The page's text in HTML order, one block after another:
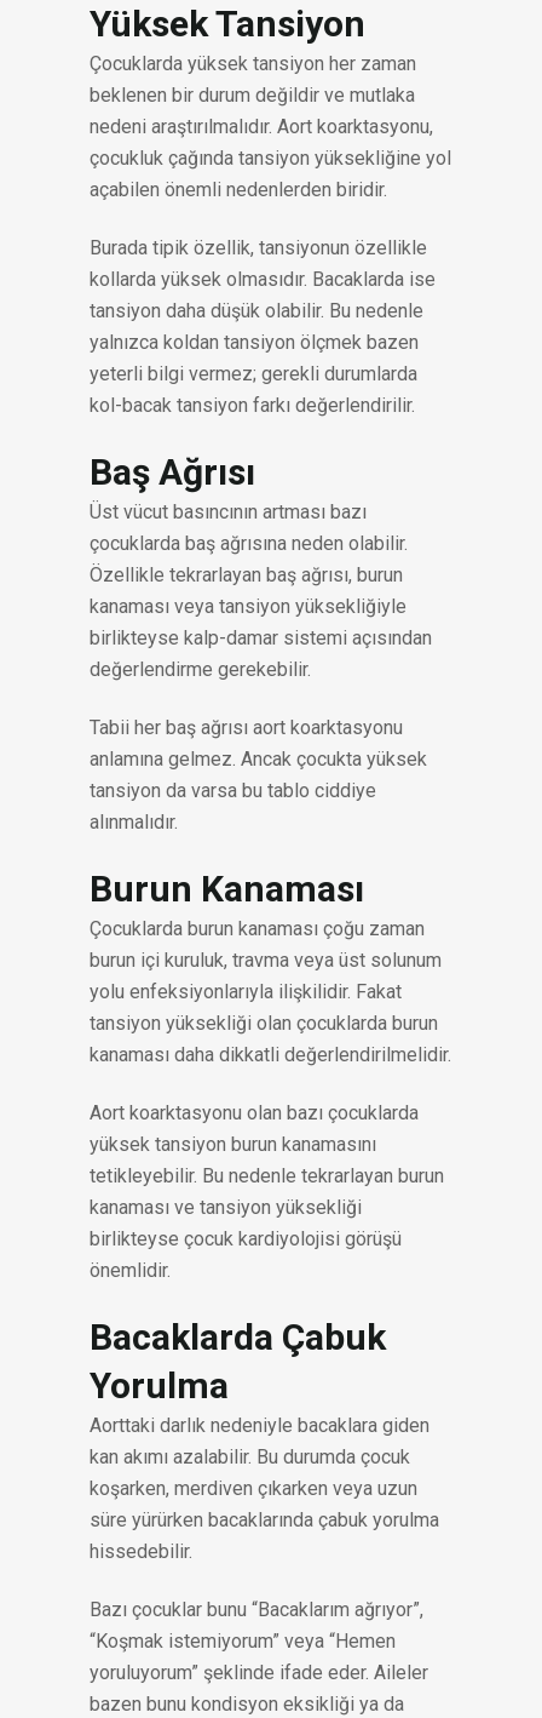
Yüksek Tansiyon
Çocuklarda yüksek tansiyon her zaman
beklenen bir durum değildir ve mutlaka
nedeni araştırılmalıdır. Aort koarktasyonu,
çocukluk çağında tansiyon yüksekliğine yol
açabilen önemli nedenlerden biridir.
Burada tipik özellik, tansiyonun özellikle
kollarda yüksek olmasıdır. Bacaklarda ise
tansiyon daha düşük olabilir. Bu nedenle
yalnızca koldan tansiyon ölçmek bazen
yeterli bilgi vermez; gerekli durumlarda
kol-bacak tansiyon farkı değerlendirilir.
Baş Ağrısı
Üst vücut basıncının artması bazı
çocuklarda baş ağrısına neden olabilir.
Özellikle tekrarlayan baş ağrısı, burun
kanaması veya tansiyon yüksekliğiyle
birlikteyse kalp-damar sistemi açısından
değerlendirme gerekebilir.
Tabii her baş ağrısı aort koarktasyonu
anlamına gelmez. Ancak çocukta yüksek
tansiyon da varsa bu tablo ciddiye
alınmalıdır.
Burun Kanaması
Çocuklarda burun kanaması çoğu zaman
burun içi kuruluk, travma veya üst solunum
yolu enfeksiyonlarıyla ilişkilidir. Fakat
tansiyon yüksekliği olan çocuklarda burun
kanaması daha dikkatli değerlendirilmelidir.
Aort koarktasyonu olan bazı çocuklarda
yüksek tansiyon burun kanamasını
tetikleyebilir. Bu nedenle tekrarlayan burun
kanaması ve tansiyon yüksekliği
birlikteyse çocuk kardiyolojisi görüşü
önemlidir.
Bacaklarda Çabuk
Yorulma
Aorttaki darlık nedeniyle bacaklara giden
kan akımı azalabilir. Bu durumda çocuk
koşarken, merdiven çıkarken veya uzun
süre yürürken bacaklarında çabuk yorulma
hissedebilir.
Bazı çocuklar bunu “Bacaklarım ağrıyor”,
“Koşmak istemiyorum” veya “Hemen
yoruluyorum” şeklinde ifade eder. Aileler
bazen bunu kondisyon eksikliği ya da